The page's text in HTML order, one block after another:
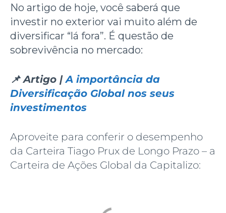
No artigo de hoje, você saberá que
investir no exterior vai muito além de
diversificar “lá fora”. É questão de
sobrevivência no mercado:
📌 Artigo |A importância da
Diversificação Global nos seus
investimentos
Aproveite para conferir o desempenho
da Carteira Tiago Prux de Longo Prazo – a
Carteira de Ações Global da Capitalizo: